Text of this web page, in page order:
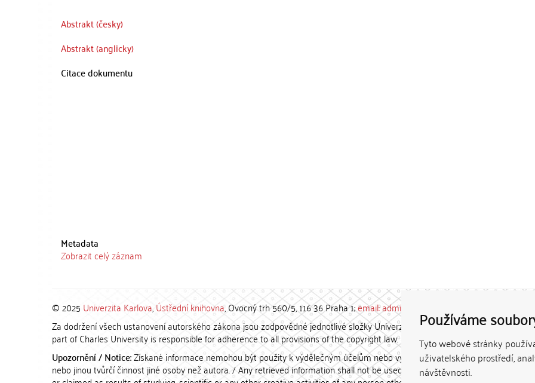
Používáme
Tyto webové stránky
uživatelského prostředí,
návštěvnosti.
Abstrakt (česky)
Abstrakt (anglicky)
Citace dokumentu
Metadata
Zobrazit celý záznam
© 2025 Univerzita Karlova,Ústřední knihovna, Ovocný trh 560/5, 116 36 Praha 1;email: admin-repozitar [at] cuni.cz
Za dodržení všech ustanovení autorského zákona jsou zodpovědné jednotlivé složky Univerzity Karlovy. / Each constituent
part of Charles University is responsible for adherence to all provisions of the copyright law.
Upozornění / Notice:Získané informace nemohou být použity k výdělečným účelům nebo vydávány za studijní, vědeckou
nebo jinou tvůrčí činnost jiné osoby než autora. / Any retrieved information shall not be used for any commercial purposes